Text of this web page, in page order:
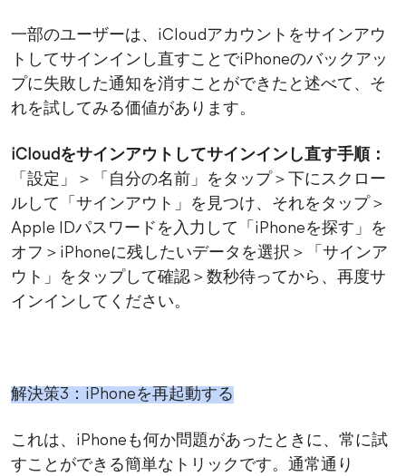
一部のユーザーは、iCloudアカウントをサインアウ
トしてサインインし直すことでiPhoneのバックアッ
プに失敗した通知を消すことができたと述べて、そ
れを試してみる価値があります。
iCloudをサインアウトしてサインインし直す手順：
「設定」＞「自分の名前」をタップ＞下にスクロー
ルして「サインアウト」を見つけ、それをタップ＞
Apple IDパスワードを入力して「iPhoneを探す」を
オフ＞iPhoneに残したいデータを選択＞「サインア
ウト」をタップして確認＞数秒待ってから、再度サ
インインしてください。
解決策3：iPhoneを再起動する
これは、iPhoneも何か問題があったときに、常に試
すことができる簡単なトリックです。通常通り